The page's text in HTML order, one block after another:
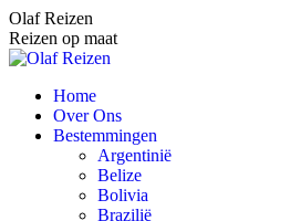
Spring
naar
content
Olaf Reizen
Reizen op maat
Home
Over Ons
Bestemmingen
Argentinië
Belize
Bolivia
Brazilië